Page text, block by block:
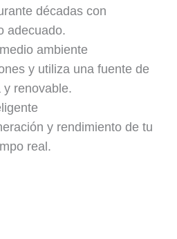
décadas con
adecuado.
ambiente
y utiliza una fuente de
renovable.
y rendimiento de tu
real.